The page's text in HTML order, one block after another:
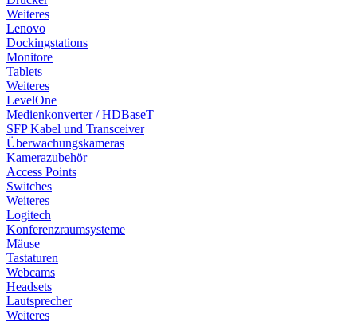
Weiteres
Lenovo
Dockingstations
Monitore
Tablets
Weiteres
LevelOne
Medienkonverter / HDBaseT
SFP Kabel und Transceiver
Überwachungskameras
Kamerazubehör
Access Points
Switches
Weiteres
Logitech
Konferenzraumsysteme
Mäuse
Tastaturen
Webcams
Headsets
Lautsprecher
Weiteres